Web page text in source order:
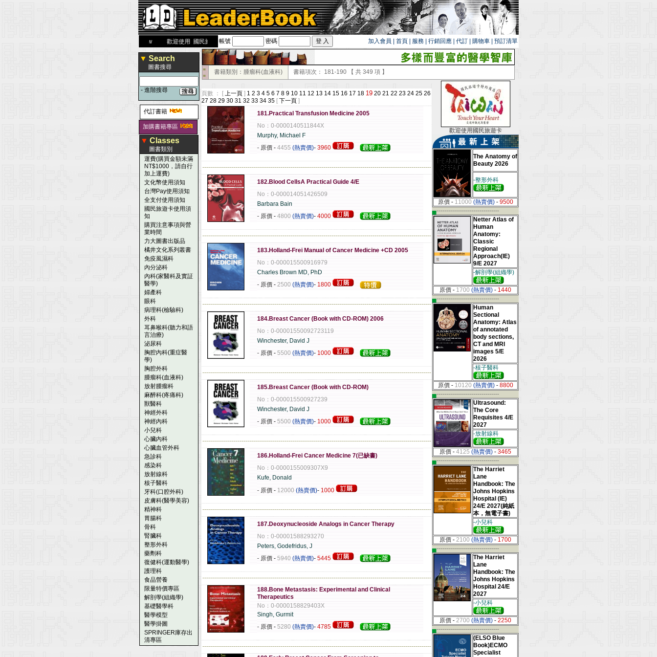
歡迎使用 國民旅遊卡！！ 帳號 密碼 加入會員 首頁 服務 行銷回應 代訂 購物車 預訂清單
▼ Search
圖書搜尋
- 進階搜尋
代訂書籍
加購書籍專區
▼ Classes
圖書類別
運費(購買金額未滿
NT$1000，請自行
加上運費)
文化幣使用須知
台灣Pay使用須知
全支付使用須知
國民旅遊卡使用須
知
購買注意事項與營
業時間
力大圖書出版品
橘井文化系列叢書
免疫風濕科
內分泌科
內科(家醫科及實証
醫學)
婦產科
眼科
病理科(檢驗科)
外科
耳鼻喉科(聽力和語
言治療)
泌尿科
胸腔內科(重症醫
學)
胸腔外科
腫瘤科(血液科)
放射腫瘤科
麻醉科(疼痛科)
獸醫科
神經外科
神經內科
小兒科
心臟內科
心臟血管外科
急診科
感染科
放射線科
核子醫科
牙科(口腔外科)
皮膚科(醫學美容)
精神科
胃腸科
骨科
腎臟科
整形外科
藥劑科
復健科(運動醫學)
護理科
食品營養
限量特價專區
解剖學(組織學)
基礎醫學科
醫學模型
醫學掛圖
SPRINGER庫存出
清專區
■
■
書籍類別：腫瘤科(血液科) 書籍項次： 181-190 【 共 349 項 】
頁數 ： [ 上一頁 ] 1 2 3 4 5 6 7 8 9 10 11 12 13 14 15 16 17 18 19 20 21 22 23 24 25 26
27 28 29 30 31 32 33 34 35 [ 下一頁 ]
181.Practical Transfusion Medicine 2005
No：0-0000140511844X
Murphy, Michael F
- 原價 - 4455 (熱賣價)- 3960
---------------------------------------------------------------------------------------------------------------------
182.Blood CellsA Practical Guide 4/E
No：0-000014051426509
Barbara Bain
- 原價 - 4800 (熱賣價)- 4000
---------------------------------------------------------------------------------------------------------------------
183.Holland-Frei Manual of Cancer Medicine +CD 2005
No：0-000015500916979
Charles Brown MD, PhD
- 原價 - 2500 (熱賣價)- 1800
---------------------------------------------------------------------------------------------------------------------
184.Breast Cancer (Book with CD-ROM) 2006
No：0-00001550092723119
Winchester, David J
- 原價 - 5500 (熱賣價)- 1000
---------------------------------------------------------------------------------------------------------------------
185.Breast Cancer (Book with CD-ROM)
No：0-000015500927239
Winchester, David J
- 原價 - 5500 (熱賣價)- 1000
---------------------------------------------------------------------------------------------------------------------
186.Holland-Frei Cancer Medicine 7(已缺書)
No：0-0000155009307X9
Kufe, Donald
- 原價 - 12000 (熱賣價)- 1000
---------------------------------------------------------------------------------------------------------------------
187.Deoxynucleoside Analogs in Cancer Therapy
No：0-00001588293270
Peters, Godefridus, J
- 原價 - 5940 (熱賣價)- 5445
---------------------------------------------------------------------------------------------------------------------
188.Bone Metastasis: Experimental and Clinical
Therapeutics
No：0-0000158829403X
Singh, Gurmit
- 原價 - 5280 (熱賣價)- 4785
---------------------------------------------------------------------------------------------------------------------
歡迎使用國民旅遊卡
The Anatomy of
Beauty 2026
-整形外科
原價 - 11000 (熱賣價) - 9500
▄--------------------------------
Netter Atlas of
Human
Anatomy:
Classic
Regional
Approach(IE)
9/E 2027
-解剖學(組織學)
原價 - 1700 (熱賣價) - 1440
▄--------------------------------
Human
Sectional
Anatomy: Atlas
of annotated
body sections,
CT and MRI
images 5/E
2026
-核子醫科
原價 - 10120 (熱賣價) - 8800
▄--------------------------------
Ultrasound:
The Core
Requisites 4/E
2027
-放射線科
原價 - 4125 (熱賣價) - 3465
▄--------------------------------
The Harriet
Lane
Handbook: The
Johns Hopkins
Hospital (IE)
24/E 2027(純紙
本，無電子書)
-小兒科
原價 - 2100 (熱賣價) - 1700
▄--------------------------------
The Harriet
Lane
Handbook: The
Johns Hopkins
Hospital 24/E
2027
-小兒科
原價 - 2700 (熱賣價) - 2250
▄--------------------------------
(ELSO Blue
Book)ECMO
Specialist